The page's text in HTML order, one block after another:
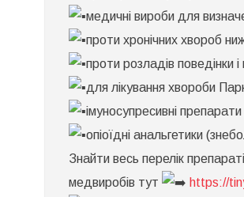
медичні вироби для
проти хронічних хвороб
проти розладів поведінки і
для лікування хвороби
імуносупресивні
опіоїдні анальгетики
Знайти весь перелік
медвиробів тут
https://